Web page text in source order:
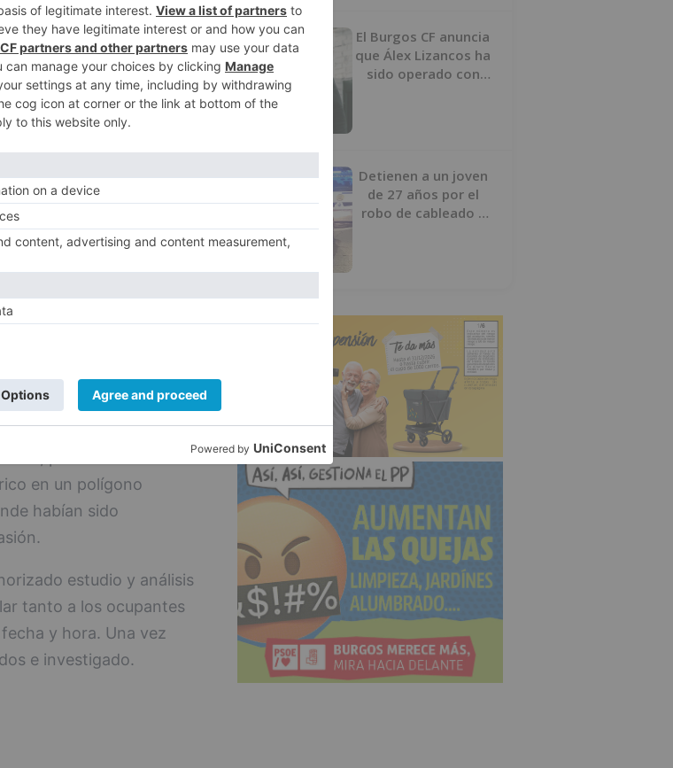
a sus tres ocupantes; al
viaje.
parados e
realizando otra
otro punto de la zona
la importante cantidad
así como varias
no supieron dar
por lo que fue
ningún ilícito
su ruta.
dilucidar la procedencia
horas
cantidad de este
procedente del
en un polígono
habían sido
estudio y análisis
tanto a los ocupantes
y hora. Una vez
e investigado.
4
El Burgos CF anuncia
que Álex Lizancos ha
sido operado con
Detienen a un joven
de 27 años por el
robo de cableado y